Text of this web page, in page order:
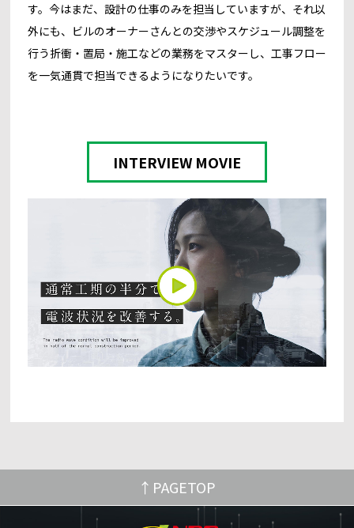
す。今はまだ、設計の仕事のみを担当していますが、それ以
外にも、ビルのオーナーさんとの交渉やスケジュール調整を
行う折衝・置局・施工などの業務をマスターし、工事フロー
を一気通貫で担当できるようになりたいです。
INTERVIEW MOVIE
PAGETOP